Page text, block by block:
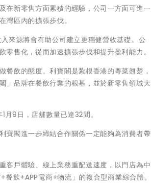
在新零售方面累積的經驗，公司一方面可進一
區內的擴張步伐。
來源將會有助公司建立更穩健營收基礎。公
售化，從而加速擴張步伐和提升盈利能力。
飲的態度。利寶閣是紮根香港的粵菜翹楚，
」品牌在餐飲行業的根基，並於新零售領域大
9日，店舖數量已達32間。
寶閣進一步締結合作關係一定能夠為消費者帶
客戶體驗、線上業務重配送速度，以門店為中
飲+APP電商+物流」的複合型商業綜合體。